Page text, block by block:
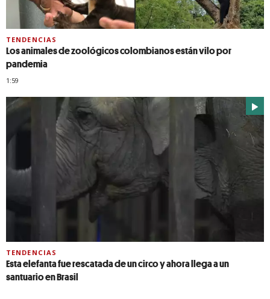
TENDENCIAS
Los animales de zoológicos colombianos están vilo por
pandemia
1:59
TENDENCIAS
Esta elefanta fue rescatada de un circo y ahora llega a un
santuario en Brasil